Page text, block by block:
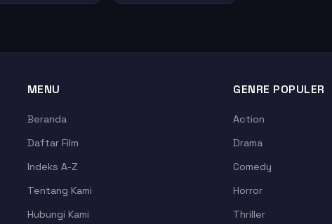
MENU
Beranda
Daftar Film
Indeks A-Z
Tentang Kami
Hubungi Kami
GENRE POPULER
Action
Drama
Comedy
Horror
Thriller